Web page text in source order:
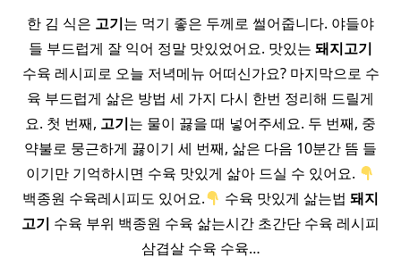
한 김 식은 고기는 먹기 좋은 두께로 썰어줍니다. 야들야
들 부드럽게 잘 익어 정말 맛있었어요. 맛있는 돼지고기
수육 레시피로 오늘 저녁메뉴 어떠신가요? 마지막으로 수
육 부드럽게 삶은 방법 세 가지 다시 한번 정리해 드릴게
요. 첫 번째, 고기는 물이 끓을 때 넣어주세요. 두 번째, 중
약불로 뭉근하게 끓이기 세 번째, 삶은 다음 10분간 뜸 들
이기만 기억하시면 수육 맛있게 삶아 드실 수 있어요.
백종원 수육레시피도 있어요.
수육 맛있게 삶는법돼지
고기 수육 부위 백종원 수육 삶는시간 초간단 수육 레시피
삼겹살 수육 수육…